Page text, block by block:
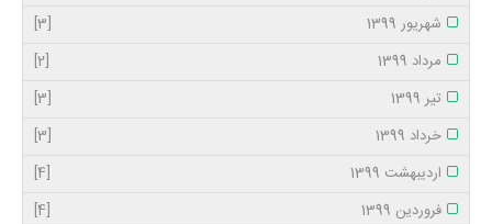
شهریور 1399
[3]
مرداد 1399
[2]
تیر 1399
[3]
خرداد 1399
[3]
اردیبهشت 1399
[4]
فروردین 1399
[4]